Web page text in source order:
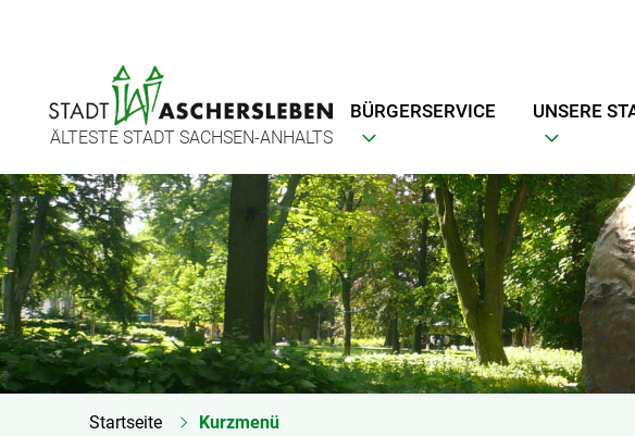
ÄLTESTE STADT SACHSEN-ANHALTS
BÜRGERSERVICE UNSERE
Startseite Kurzmenü